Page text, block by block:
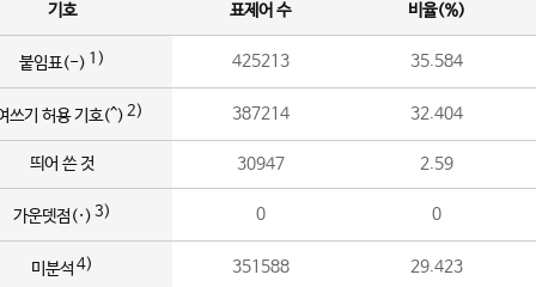
기호 표제어 수 비율(%)
붙임표(-) 1) 425213 35.584
쓰기 허용 기호(^) 2) 387214 32.404
띄어 쓴 것 30947 2.59
가운뎃점(·) 3) 0 0
미분석 4) 351588 29.423